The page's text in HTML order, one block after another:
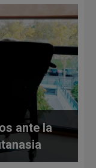
ante la